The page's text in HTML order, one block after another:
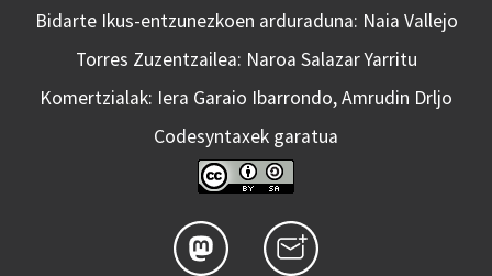
Bidarte Ikus-entzunezkoen arduraduna: Naia Vallejo
Torres Zuzentzailea: Naroa Salazar Yarritu
Komertzialak: Iera Garaio Ibarrondo, Amrudin Drljo
Codesyntaxek garatua